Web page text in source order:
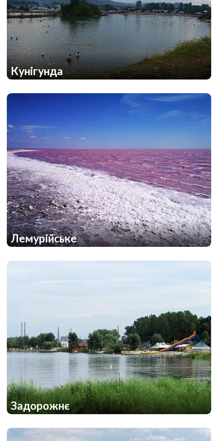
Кунігунда
2 1
Лемурійське
1 1
Задорожнє
1 1